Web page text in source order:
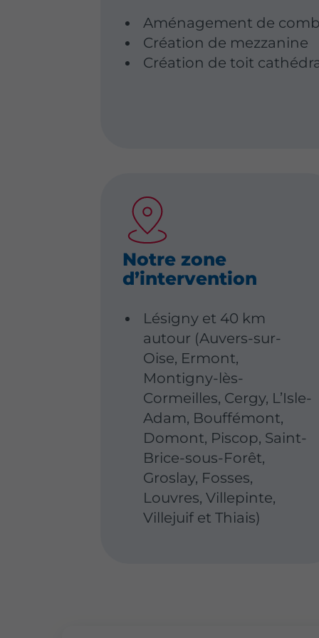
Aménagement de
Création de mezzanine
Création de toit
Notre zone
d’intervention
Lésigny et 40 km
autour (Auvers-sur-
Oise, Ermont,
Montigny-lès-
Cormeilles, Cergy, L’Isle-
Adam, Bouffémont,
Domont, Piscop, Saint-
Brice-sous-Forêt,
Groslay, Fosses,
Louvres, Villepinte,
Villejuif et Thiais)